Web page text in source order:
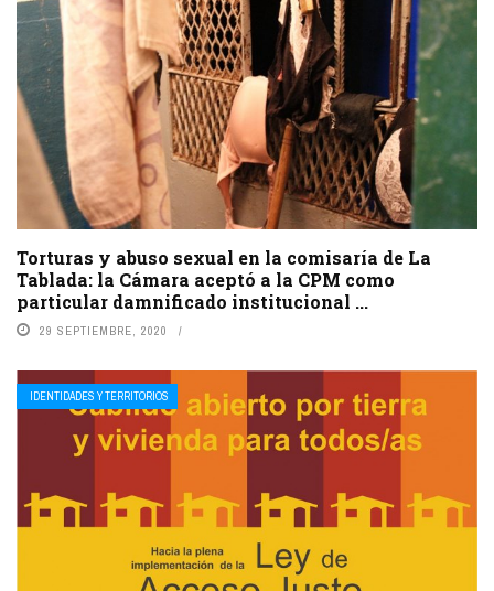
Torturas y abuso sexual en la comisaría de La
Tablada: la Cámara aceptó a la CPM como
particular damnificado institucional ...
29 SEPTIEMBRE, 2020
IDENTIDADES Y TERRITORIOS